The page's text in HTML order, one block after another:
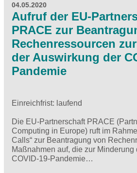
04.05.2020
Aufruf der EU-
PRACE zur
Rechenressourcen
der Auswirkung der
Pandemie
Einreichfrist: laufend
Die EU-Partnerschaft PRACE
Computing in Europe) ruft im
Calls“ zur Beantragung von
Maßnahmen auf, die zur
COVID-19-Pandemie…